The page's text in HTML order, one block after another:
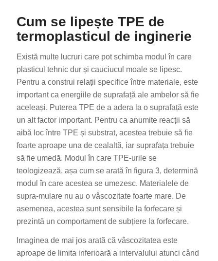
Cum se lipește TPE de
termoplasticul de inginerie
Există multe lucruri care pot schimba modul în care
plasticul tehnic dur și cauciucul moale se lipesc.
Pentru a construi relații specifice între materiale, este
important ca energiile de suprafață ale ambelor să fie
aceleași. Puterea TPE de a adera la o suprafață este
un alt factor important. Pentru ca anumite reacții să
aibă loc între TPE și substrat, acestea trebuie să fie
foarte aproape una de cealaltă, iar suprafața trebuie
să fie umedă. Modul în care TPE-urile se
teologizează, așa cum se arată în figura 3, determină
modul în care acestea se umezesc. Materialele de
supra-mulare nu au o vâscozitate foarte mare. De
asemenea, acestea sunt sensibile la forfecare și
prezintă un comportament de subțiere la forfecare.
Imaginea de mai jos arată că vâscozitatea este
aproape de limita inferioară a intervalului atunci când